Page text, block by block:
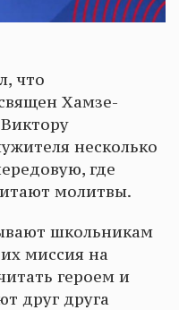
что
Хамзе-
несколько
где
молитвы.
школьникам
миссия на
героем и
друг друга